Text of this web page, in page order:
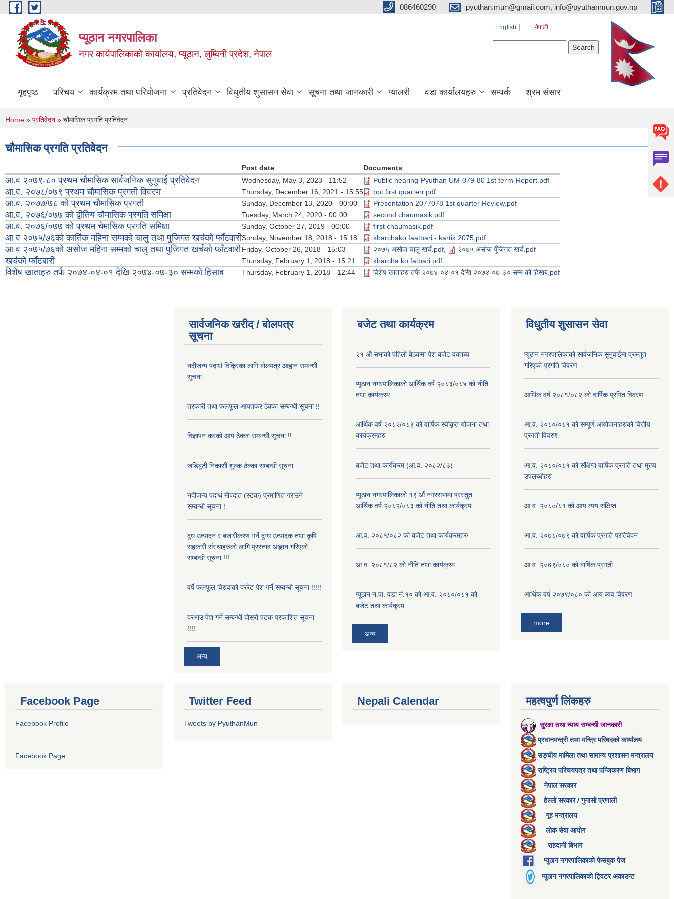
Skip to main content 086460290 pyuthan.mun@gmail.com, info@pyuthanmun.gov.np
प्यूठान नगरपालिका
नगर कार्यपालिकाकाे कार्यालय, प्यूठान, लुम्विनी प्रदेश, नेपाल
English नेपाली
गृहपृष्ठ परिचय कार्यक्रम तथा परियोजना प्रतिवेदन विधुतीय शुसासन सेवा सूचना तथा जानकारी ग्यालरी वडा कार्यालयहरु सम्पर्क श्रम संसार
You are here
Home » प्रतिवेदन » चौमासिक प्रगति प्रतिवेदन
चौमासिक प्रगति प्रतिवेदन
Post date Documents
आ.व २०७९-८० प्रथम चौमासिक सार्वजनिक सुनुवाई प्रतिवेदन Wednesday, May 3, 2023 - 11:52 Public hearing-Pyuthan UM-079-80 1st term-Report.pdf
आ.व. २०७८/०७९ प्रथम चौमासिक प्रगती विवरण Thursday, December 16, 2021 - 15:55 ppt first quarterr.pdf
आ.व. २०७७/७८ को प्रथम चौमासिक प्रगती Sunday, December 13, 2020 - 00:00 Presentation 2077078 1st quarter Review.pdf
आ.व. २०७६/०७७ को द्वीतिय चौमासिक प्रगति समिक्षा Tuesday, March 24, 2020 - 00:00 second chaumasik.pdf
आ.व. २०७६/०७७ को प्रथम चेमासिक प्रगति समिक्षा Sunday, October 27, 2019 - 00:00 first chaumasik.pdf
आ व २०७५/७६को कार्तिक महिना सम्मकाे चालु तथा पुजिगत खर्चकाे फाँटवारीSunday, November 18, 2018 - 15:18 kharchako faatbari - kartik 2075.pdf
आ व २०७५/७६को असाेज महिना सम्मकाे चालु तथा पुजिगत खर्चकाे फाँटवारीFriday, October 26, 2018 - 15:03 २०७५ असोज चालु खर्च.pdf २०७५ असोज पुँजिगत खर्च.pdf
खर्चको फाँटबारी Thursday, February 1, 2018 - 15:21 kharcha ko fatbari.pdf
विशेष खाताहरु तर्फ २०७४-०४-०१ देखि २०७४-०७-३० सम्मको हिसाब Thursday, February 1, 2018 - 12:44 विशेष खाताहरु तर्फ २०७४-०४-०१ देखि २०७४-०७-३० सम्म को हिसाब.pdf
सार्वजनिक खरीद / बोलपत्र
सूचना
नदीजन्य पदार्थ विक्रिका लागि बोलपत्र आह्वान सम्बन्धी
सूचना
तरकारी तथा फलफूल आयतकर ठेक्का सम्बन्धी सूचना !!
विज्ञापन करको आय ठेक्का सम्बन्धी सूचना !!
जडिबुटी निकासी शुल्क ठेक्का सम्बन्धी सूचना
नदीजन्य पदार्थ मौज्दात (स्टक) प्रमाणित गराउने
सम्बन्धी सूचना !
दुध उत्पादन र बजारीकरण गर्ने दुग्ध उत्पादक तथा कृषि
सहकारी संस्थाहरुको लागि प्रस्ताव आह्वान गरिएको
सम्बन्धी सूचना !!!
वर्षे फलफूल विरुवाको दररेट पेश गर्ने सम्बन्धी सूचना !!!!!
दरभाउ पेश गर्ने सम्बन्धी दोस्रो पटक प्रकाशित सूचना
!!!!
अन्य
बजेट तथा कार्यक्रम
२१ औ सभाको पहिलो बैठकमा पेश बजेट वक्तब्य
प्यूठान नगरपालिकाको आर्थिक वर्ष २०८३/०८४ को नीति
तथा कार्यक्रम
आर्थिक वर्ष २०८२/०८३ को वार्षिक स्वीकृत योजना तथा
कार्यक्रमहरु
बजेट तथा कार्यक्रम (आ.व. २०८२/८३)
प्यूठान नगरपालिकाको १९ औं नगरसभामा प्रस्तुत
आर्थिक वर्ष २०८२/०८३ को नीति तथा कार्यक्रम
आ.व. २०८१/०८२ को बजेट तथा कार्यक्रमहरु
आ.व. २०८१/८२ को नीति तथा कार्यक्रम
प्यूठान न.पा. वडा नं.१० को आ.व. २०८०/०८१ को
बजेट तथा कार्यक्रम
अन्य
विधुतीय शुसासन सेवा
प्यूठान नगरपालिकाको सार्वजनिक सुनुवाईमा प्रस्तुत
गरिएको प्रगति विवरण
आर्थिक वर्ष २०८१/०८२ को वार्षिक प्रगित विवरण
आ.व. २०८०/०८१ को सम्पू्र्ण आयोजनाहरुको वित्तीय
प्रगती विवरण
आ.व. २०८०/०८१ को संक्षिप्त वार्षिक प्रगति तथा मुख्य
उपलब्धीहरु
आ.व. २०८०/८१ को आय व्यय संक्षिप्त
आ.व. २०७८/०७९ को वार्षिक प्रगति प्रतिवेदन
आ.व. २०७९/०८० को बार्षिक प्रगती
आर्थिक वर्ष २०७९/०८० को आय व्यव विवरण
more
Facebook Page
Facebook Profile
Facebook Page
Twitter Feed
Tweets by PyuthanMun
Nepali Calendar महत्वपुर्ण लिंकहरु
सुरक्षा तथा न्याय सम्बन्धी जानकारी
प्रधानमन्त्री तथा मन्त्रि परिषदको कार्यालय
सङ्घीय मामिला तथा सामान्य प्रशासन मन्त्रालय
राष्ट्रिय परिचयपत्र तथा पन्जिकरण बिभाग
नेपाल सरकार
हेल्लो सरकार / गुनासो प्रणाली
गृह मन्त्रालय
लोक सेवा आयोग
राहदानी बिभाग
प्युठान नगरपालिकाको फेसबुक पेज
प्युठान नगरपालिकाको ट्विटर अकाउन्ट